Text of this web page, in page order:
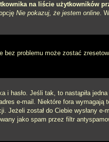
na liście użytkowników
Nie pokazuj, że jestem online.
bez problemu może zostać
i hasło. Jeśli tak, to nastąpiła
e-mail. Niektóre fora
Jeżeli został do Ciebie wysłany
jako spam przez filtr